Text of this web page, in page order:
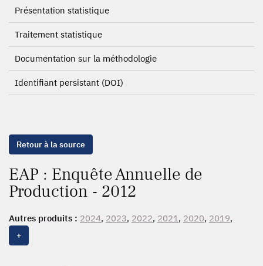
Présentation statistique
Traitement statistique
Documentation sur la méthodologie
Identifiant persistant (DOI)
Retour à la source
EAP : Enquête Annuelle de
Production - 2012
Autres produits : 2024, 2023, 2022, 2021, 2020, 2019,
2018
2009
+